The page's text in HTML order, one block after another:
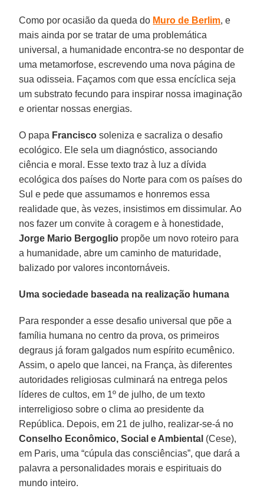
Como por ocasião da queda do Muro de Berlim, e
mais ainda por se tratar de uma problemática
universal, a humanidade encontra-se no despontar de
uma metamorfose, escrevendo uma nova página de
sua odisseia. Façamos com que essa encíclica seja
um substrato fecundo para inspirar nossa imaginação
e orientar nossas energias.
O papa Francisco soleniza e sacraliza o desafio
ecológico. Ele sela um diagnóstico, associando
ciência e moral. Esse texto traz à luz a dívida
ecológica dos países do Norte para com os países do
Sul e pede que assumamos e honremos essa
realidade que, às vezes, insistimos em dissimular. Ao
nos fazer um convite à coragem e à honestidade,
Jorge Mario Bergoglio propõe um novo roteiro para
a humanidade, abre um caminho de maturidade,
balizado por valores incontornáveis.
Uma sociedade baseada na realização humana
Para responder a esse desafio universal que põe a
família humana no centro da prova, os primeiros
degraus já foram galgados num espírito ecumênico.
Assim, o apelo que lancei, na França, às diferentes
autoridades religiosas culminará na entrega pelos
líderes de cultos, em 1º de julho, de um texto
interreligioso sobre o clima ao presidente da
República. Depois, em 21 de julho, realizar-se-á no
Conselho Econômico, Social e Ambiental (Cese),
em Paris, uma “cúpula das consciências”, que dará a
palavra a personalidades morais e espirituais do
mundo inteiro.